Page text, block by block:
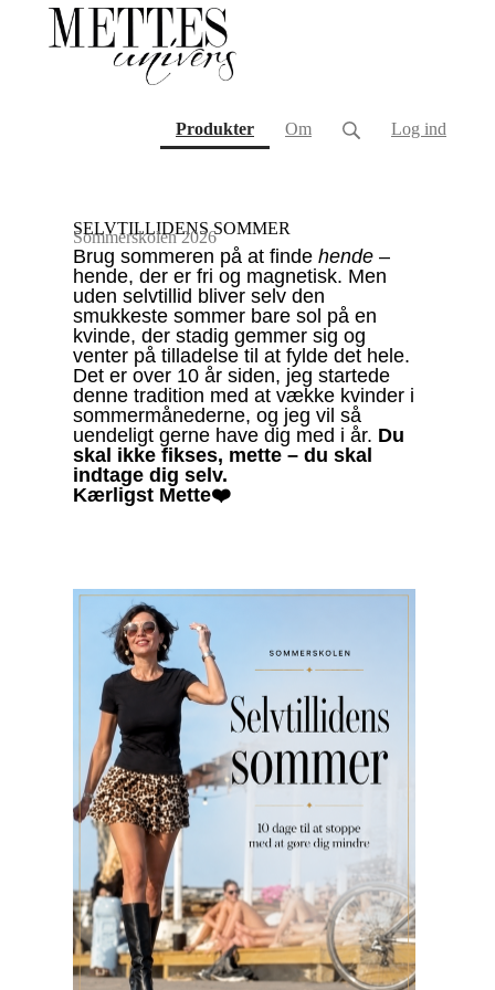
Produkter(current)
Om Log ind
SELVTILLIDENS SOMMER
Sommerskolen 2026
Brug sommeren på at finde hende –
hende, der er fri og magnetisk. Men
uden selvtillid bliver selv den
smukkeste sommer bare sol på en
kvinde, der stadig gemmer sig og
venter på tilladelse til at fylde det hele.
Det er over 10 år siden, jeg startede
denne tradition med at vække kvinder i
sommermånederne, og jeg vil så
uendeligt gerne have dig med i år. Du
skal ikke fikses, mette – du skal
indtage dig selv.
Kærligst Mette❤️